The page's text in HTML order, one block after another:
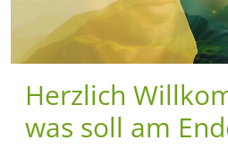
Herzlich
was soll am